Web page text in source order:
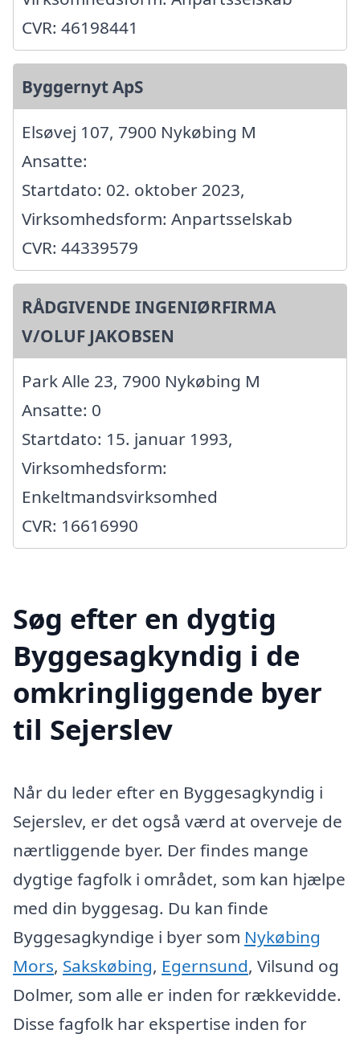
CVR: 46198441
Byggernyt ApS
Elsøvej 107, 7900 Nykøbing M
Ansatte:
Startdato: 02. oktober 2023,
Virksomhedsform: Anpartsselskab
CVR: 44339579
RÅDGIVENDE INGENIØRFIRMA
V/OLUF JAKOBSEN
Park Alle 23, 7900 Nykøbing M
Ansatte: 0
Startdato: 15. januar 1993,
Virksomhedsform:
Enkeltmandsvirksomhed
CVR: 16616990
Søg efter en dygtig
Byggesagkyndig i de
omkringliggende byer
til Sejerslev
Når du leder efter en Byggesagkyndig i
Sejerslev, er det også værd at overveje de
nærtliggende byer. Der findes mange
dygtige fagfolk i området, som kan hjælpe
med din byggesag. Du kan finde
Byggesagkyndige i byer som Nykøbing
Mors, Sakskøbing, Egernsund, Vilsund og
Dolmer, som alle er inden for rækkevidde.
Disse fagfolk har ekspertise inden for